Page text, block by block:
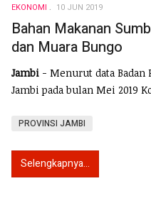
EKONOMI 10 JUN 2019
Bahan Makanan
dan Muara Bungo
Jambi - Menurut data Badan
Jambi pada bulan Mei 2019
PROVINSI JAMBI
Selengkapnya...